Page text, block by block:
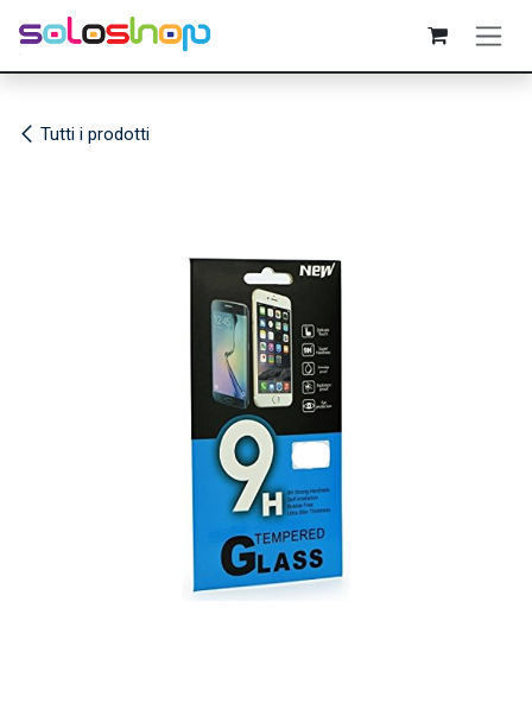
Passa al contenuto
Tutti i prodotti